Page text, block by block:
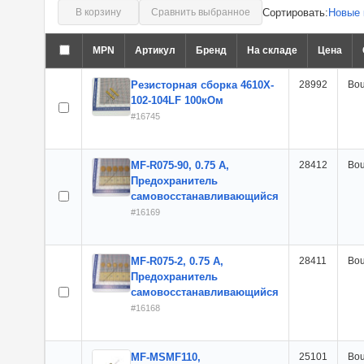
В корзину Сравнить выбранное Сортировать:Новые
MPN Артикул Бренд На складе Цена
Резисторная сборка 4610X-
102-104LF 100кОм
#16745
28992
MF-R075-90, 0.75 А,
Предохранитель
самовосстанавливающийся
#16169
28412
MF-R075-2, 0.75 А,
Предохранитель
самовосстанавливающийся
#16168
28411
MF-MSMF110,
25101